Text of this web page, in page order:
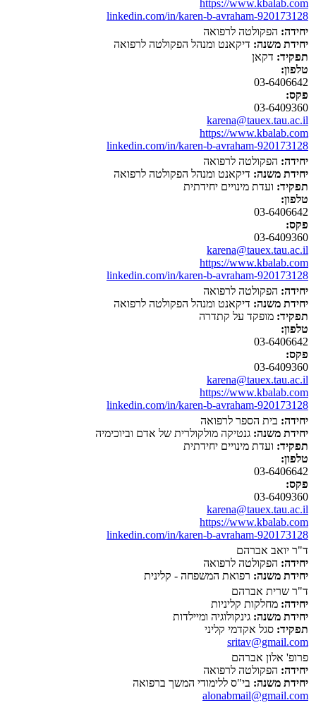
https://www.kbalab.com
linkedin.com/in/karen-b-avraham-920173128
יחידה: הפקולטה לרפואה
יחידת משנה: דיקאנט ומנהל הפקולטה לרפואה
תפקיד: דקאן
טלפון:
03-6406642
פקס:
03-6409360
karena@tauex.tau.ac.il
https://www.kbalab.com
linkedin.com/in/karen-b-avraham-920173128
יחידה: הפקולטה לרפואה
יחידת משנה: דיקאנט ומנהל הפקולטה לרפואה
תפקיד: ועדת מינויים יחידתית
טלפון:
03-6406642
פקס:
03-6409360
karena@tauex.tau.ac.il
https://www.kbalab.com
linkedin.com/in/karen-b-avraham-920173128
יחידה: הפקולטה לרפואה
יחידת משנה: דיקאנט ומנהל הפקולטה לרפואה
תפקיד: מופקד על קתדרה
טלפון:
03-6406642
פקס:
03-6409360
karena@tauex.tau.ac.il
https://www.kbalab.com
linkedin.com/in/karen-b-avraham-920173128
יחידה: בית הספר לרפואה
יחידת משנה: גנטיקה מולקולרית של אדם וביוכימיה
תפקיד: ועדת מינויים יחידתית
טלפון:
03-6406642
פקס:
03-6409360
karena@tauex.tau.ac.il
https://www.kbalab.com
linkedin.com/in/karen-b-avraham-920173128
ד"ר יואב אברהם
יחידה: הפקולטה לרפואה
יחידת משנה: רפואת המשפחה - קלינית
ד"ר שרית אברהם
יחידה: מחלקות קליניות
יחידת משנה: גינקולוגיה ומיילדות
תפקיד: סגל אקדמי קליני
sritav@gmail.com
פרופ' אלון אברהם
יחידה: הפקולטה לרפואה
יחידת משנה: בי"ס ללימודי המשך ברפואה
alonabmail@gmail.com